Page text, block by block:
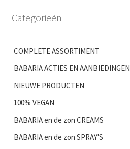
Categorieën
COMPLETE ASSORTIMENT
BABARIA ACTIES EN AANBIEDINGEN
NIEUWE PRODUCTEN
100% VEGAN
BABARIA en de zon CREAMS
BABARIA en de zon SPRAY'S